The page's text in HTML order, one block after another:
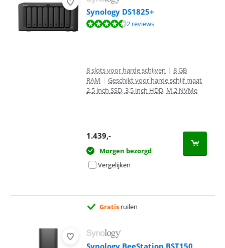
Synology DS1825+
Beoordeling is 9,0 van de 10, gebaseerd op 2 reviews.
2 reviews
8 slots voor harde schijven | 8 GB
RAM | Geschikt voor harde schijf maat
2,5 inch SSD, 3,5 inch HDD, M.2 NVMe
1.439,-
Morgen bezorgd
Vergelijken
Gratis ruilen
Synology BeeStation BST150